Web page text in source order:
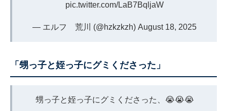
pic.twitter.com/LaB7BqljaW
— エルフ 荒川 (@hzkzkzh) August 18, 2025
「甥っ子と姪っ子にグミくださった」
甥っ子と姪っ子にグミくださった、😭😭😭